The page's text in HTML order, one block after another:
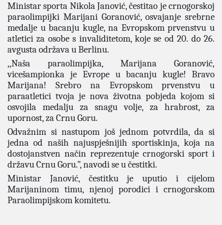
Ministar sporta Nikola Janović, čestitao je crnogorskoj
paraolimpijki Marijani Goranović, osvajanje srebrne
medalje u bacanju kugle, na Evropskom prvenstvu u
atletici za osobe s invaliditetom, koje se od 20. do 26.
avgusta održava u Berlinu.
,,Naša paraolimpijka, Marijana Goranović,
vicešampionka je Evrope u bacanju kugle! Bravo
Marijana! Srebro na Evropskom prvenstvu u
paraatletici tvoja je nova životna pobjeda kojom si
osvojila medalju za snagu volje, za hrabrost, za
upornost, za Crnu Goru.
Odvažnim si nastupom još jednom potvrdila, da si
jedna od naših najuspješnijih sportiskinja, koja na
dostojanstven način reprezentuje crnogorski sport i
državu Crnu Goru.”, navodi se u čestitki.
Ministar Janović, čestitku je uputio i cijelom
Marijaninom timu, njenoj porodici i crnogorskom
Paraolimpijskom komitetu.